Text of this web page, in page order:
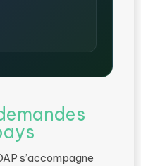
s’accompagne